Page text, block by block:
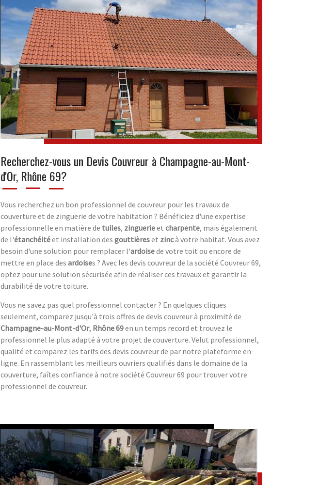
Recherchez-vous un Devis Couvreur à Champagne-au-Mont-
d'Or, Rhône 69?
Vous recherchez un bon professionnel de couvreur pour les travaux de
couverture et de zinguerie de votre habitation ? Bénéficiez d'une expertise
professionnelle en matière de tuiles, zinguerieet charpente, mais également
de l'étanchéitéet installation des gouttièreset zincà votre habitat. Vous avez
besoin d'une solution pour remplacer l'ardoisede votre toit ou encore de
mettre en place des ardoises ? Avec les devis couvreur de la société Couvreur 69,
optez pour une solution sécurisée afin de réaliser ces travaux et garantir la
durabilité de votre toiture.
Vous ne savez pas quel professionnel contacter ? En quelques cliques
seulement, comparez jusqu'à trois offres de devis couvreur à proximité de
Champagne-au-Mont-d'Or, Rhône69en un temps record et trouvez le
professionnel le plus adapté à votre projet de couverture. Velut professionnel,
qualité et comparez les tarifs des devis couvreur de par notre plateforme en
ligne. En rassemblant les meilleurs ouvriers qualifiés dans le domaine de la
couverture, faîtes confiance à notre société Couvreur 69 pour trouver votre
professionnel de couvreur.